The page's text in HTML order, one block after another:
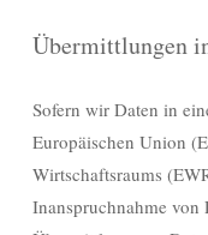
Übermittlungen
Sofern wir Daten in
Europäischen Union
Wirtschaftsraums
Inanspruchnahme